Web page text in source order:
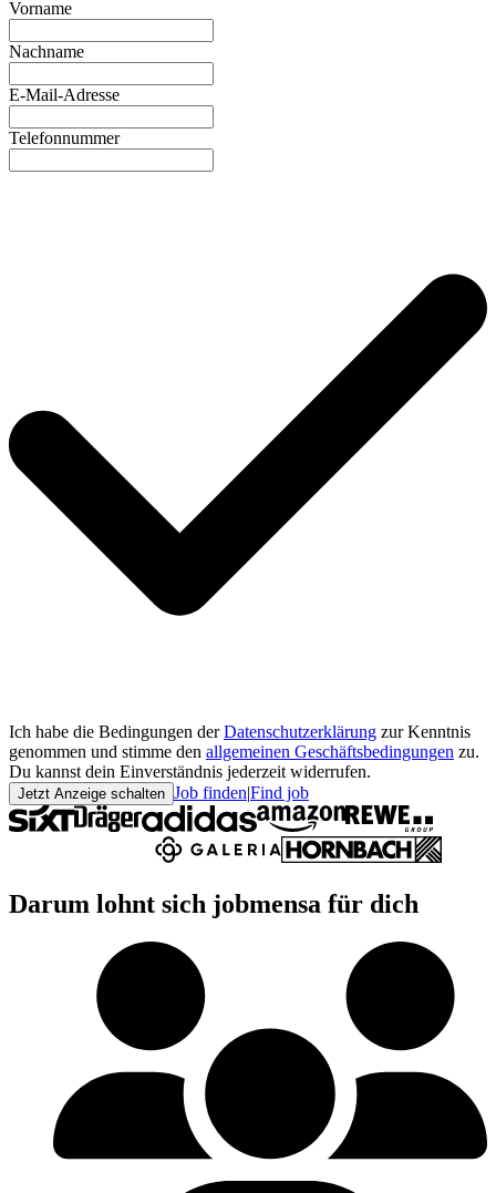
Vorname
Nachname
E-Mail-Adresse
Telefonnummer
Ich habe die Bedingungen der Datenschutzerklärung zur Kenntnis
genommen und stimme den allgemeinen Geschäftsbedingungen zu.
Du kannst dein Einverständnis jederzeit widerrufen.
Jetzt Anzeige schalten Job finden|Find job
Darum lohnt sich jobmensa für dich